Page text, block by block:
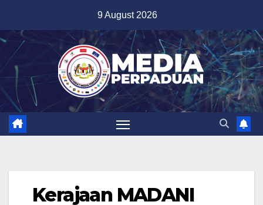
content
9 August 2026
Kerajaan MADANI